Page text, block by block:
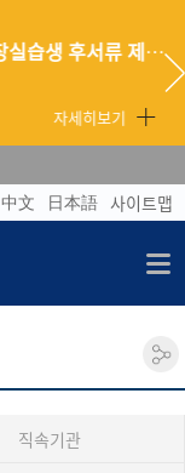
2026학년도 하계학기 현장실습생 후서류 제출 안내
자세히보기
中文 日本語 사이트맵
직속기관